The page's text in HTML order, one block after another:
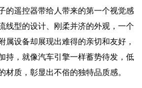
的遥控器带给人带来的第一个视觉感
线型的设计、刚柔并济的外观，一个
属设备却展现出难得的亲切和友好，
持，就像汽车引擎一样蓄势待发，低
材质，彰显出不俗的独特品质感。